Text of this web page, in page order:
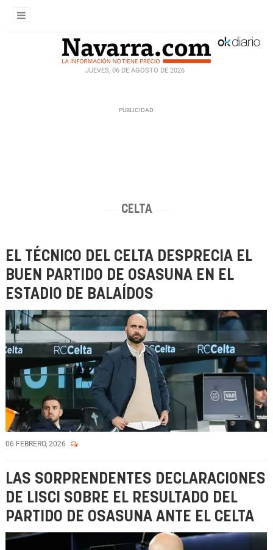
JUEVES, 06 DE AGOSTO DE 2026
CELTA
EL TÉCNICO DEL CELTA DESPRECIA EL
BUEN PARTIDO DE OSASUNA EN EL
ESTADIO DE BALAÍDOS
06 FEBRERO, 2026
LAS SORPRENDENTES DECLARACIONES
DE LISCI SOBRE EL RESULTADO DEL
PARTIDO DE OSASUNA ANTE EL CELTA